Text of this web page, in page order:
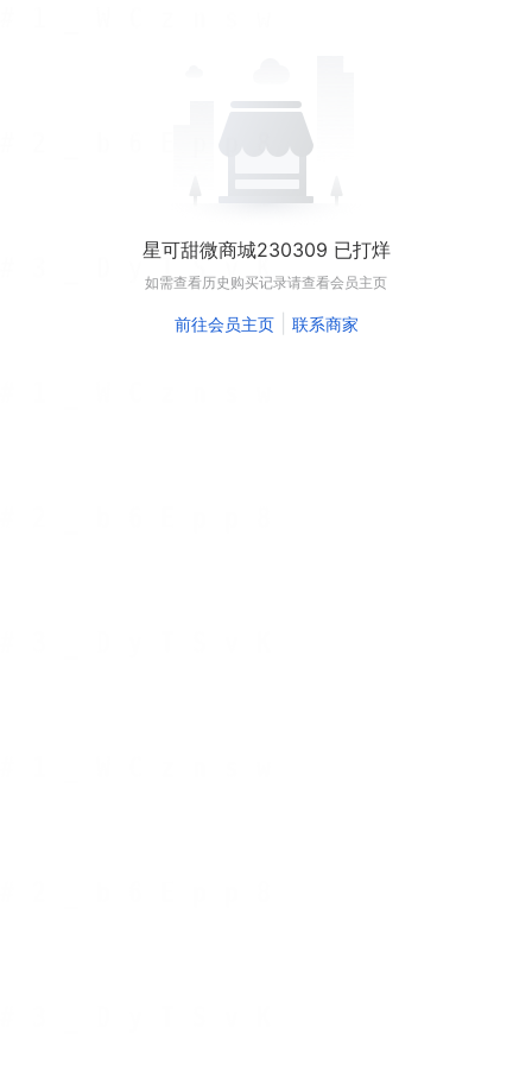
星可甜微商城230309 已打烊
如需查看历史购买记录请查看会员主页
前往会员主页| 联系商家